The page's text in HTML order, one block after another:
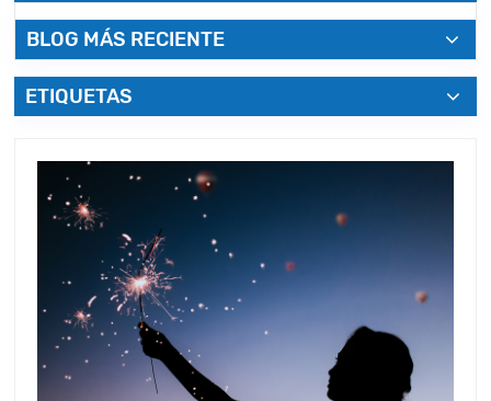
BLOG MÁS RECIENTE
ETIQUETAS